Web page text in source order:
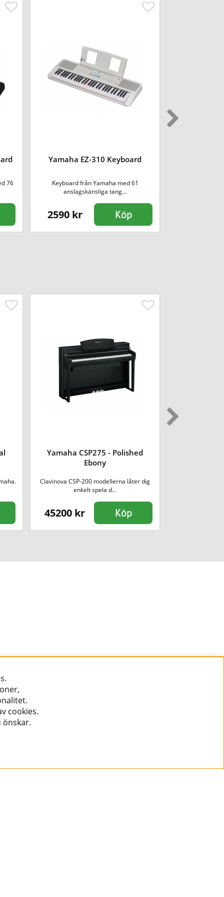
76
Yamaha EZ-310 Keyboard
Keyboard från Yamaha med 61
anslagskänsliga tang...
2590 kr Köp
Yamaha CSP275 - Polished
Ebony
Clavinova CSP-200 modellerna låter dig
enkelt spela d...
45200 kr Köp
cookies.
önskar.